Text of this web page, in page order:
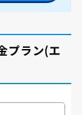
プラン(エ